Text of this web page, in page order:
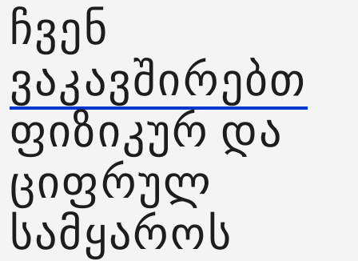
ჩვენ
ვაკავშირებთ
ფიზიკურ და
ციფრულ
სამყაროს